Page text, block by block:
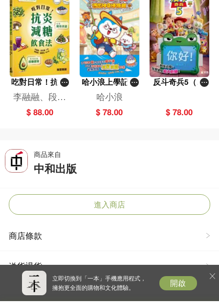
吃對日常！抗炎
減糖飲食法
李融融、段佳
麗,黃梨煜、顧
凱辰
$ 88.00
哈小浪上學記(1
3)——逃出神奇
博物館
哈小浪
$ 78.00
反斗奇兵5（圖
$ 78.00
商品來自
中和出版
進入商店
商店條款
送貨退貨
立即切換到「一本」手機應用程式，
擁抱更全面的購物和文化體驗。
開啟